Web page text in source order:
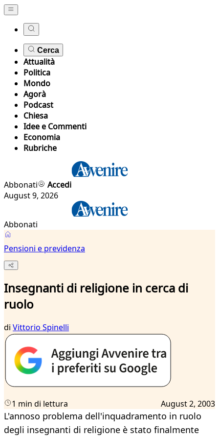
Cerca
Attualità
Politica
Mondo
Agorà
Podcast
Chiesa
Idee e Commenti
Economia
Rubriche
Abbonati
Accedi
August 9, 2026
Abbonati
Pensioni e previdenza
Insegnanti di religione in cerca di
ruolo
di Vittorio Spinelli
1 min di lettura August 2, 2003
L'annoso problema dell'inquadramento in ruolo
degli insegnanti di religione è stato finalmente